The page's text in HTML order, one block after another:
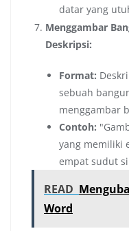
datar yang
Menggambar
Deskripsi:
Format:
sebuah
menggambar
Contoh:
yang memiliki
empat sudut
READ
Word